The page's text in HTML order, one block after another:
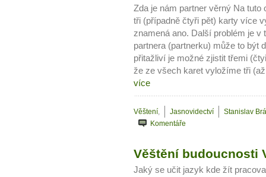
Zda je nám partner věrný Na
tři (případně čtyři pět) karty více
znamená ano. Další problém je
partnera (partnerku) může to být
přitažliví je možné zjistit třemi
že ze všech karet vyložíme tři
více
Věštení, Jasnovidectví
Stanislav
Komentáře
Věštění budoucnosti
Jaký se učit jazyk kde žít